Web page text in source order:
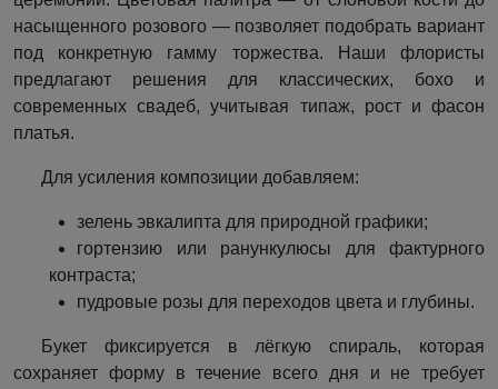
насыщенного розового — позволяет подобрать вариант
под конкретную гамму торжества. Наши флористы
предлагают решения для классических, бохо и
современных свадеб, учитывая типаж, рост и фасон
платья.
Для усиления композиции добавляем:
зелень эвкалипта для природной графики;
гортензию или ранункулюсы для фактурного
контраста;
пудровые розы для переходов цвета и глубины.
Букет фиксируется в лёгкую спираль, которая
сохраняет форму в течение всего дня и не требует